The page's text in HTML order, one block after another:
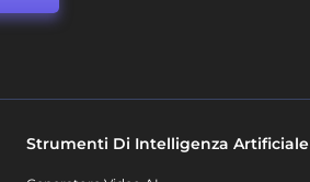
Strumenti Di Intelligenza Artificiale